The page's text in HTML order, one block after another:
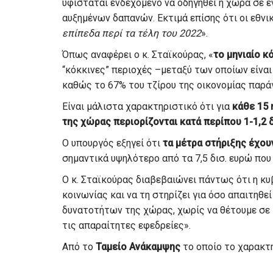
υφίσταται ενδεχόμενο να οδηγηθεί η χώρα σε
αυξημένων δαπανών. Εκτιμά επίσης ότι οι
επίπεδα περί τα τέλη του 2022».
Όπως αναφέρει ο κ. Σταϊκούρας, «το μηνιαίο
“κόκκινες” περιοχές –μεταξύ των οποίων
καθώς το 67% του τζίρου της οικονομίας
Είναι μάλιστα χαρακτηριστικό ότι για κάθε 15
της χώρας περιορίζονται κατά περίπου 1-1,2
Ο υπουργός εξηγεί ότι τα μέτρα στήριξης
σημαντικά υψηλότερο από τα 7,5 δισ. ευρώ
Ο κ. Σταϊκούρας διαβεβαιώνει πάντως ότι η
κοινωνίας και να τη στηρίζει για όσο
δυνατοτήτων της χώρας, χωρίς να θέτουμε σε
τις απαραίτητες εφεδρείες».
Από το Ταμείο Ανάκαμψης το οποίο το